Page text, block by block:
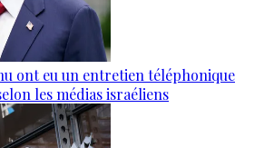
ont eu un entretien téléphonique
les médias israéliens